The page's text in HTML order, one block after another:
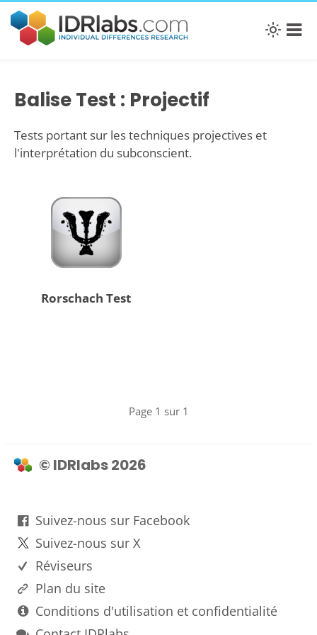
Balise Test : Projectif
Tests portant sur les techniques projectives et
l'interprétation du subconscient.
Rorschach Test
Page 1 sur 1
© IDRlabs 2026
Suivez-nous sur Facebook
Suivez-nous sur X
Réviseurs
Plan du site
Conditions d'utilisation et confidentialité